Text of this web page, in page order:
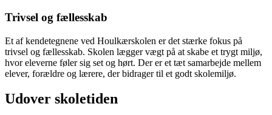
Trivsel og fællesskab
Et af kendetegnene ved Houlkærskolen er det stærke fokus på
trivsel og fællesskab. Skolen lægger vægt på at skabe et trygt miljø,
hvor eleverne føler sig set og hørt. Der er et tæt samarbejde mellem
elever, forældre og lærere, der bidrager til et godt skolemiljø.
Udover skoletiden